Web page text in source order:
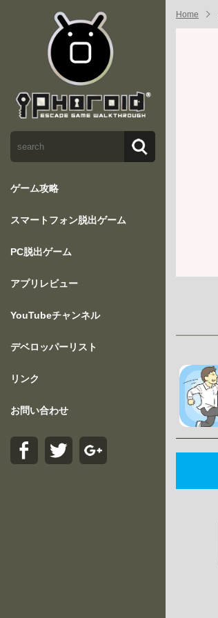
ゲーム攻略
スマートフォン脱出ゲーム
PC脱出ゲーム
アプリレビュー
YouTubeチャンネル
デベロッパーリスト
リンク
お問い合わせ
Home